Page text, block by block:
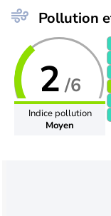
Pollution
2 /6
Indice pollution
Moyen